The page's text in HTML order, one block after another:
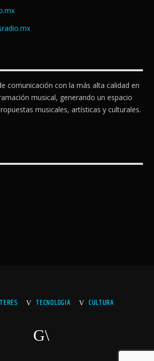
comunicación con la más alta calidad en
musical, generando un espacio
musicales, artísticas y culturales.
TECNOLOGIA CULTURA